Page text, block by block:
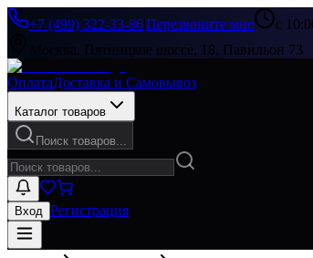
+7 (499) 322-33-86|Перезвоните мне
с
Москва, Пятницкое шоссе, 18, Павильон 73
ОплатаДоставка и Самовывоз
Каталог товаров
Поиск товаров...
Вход Регистрация